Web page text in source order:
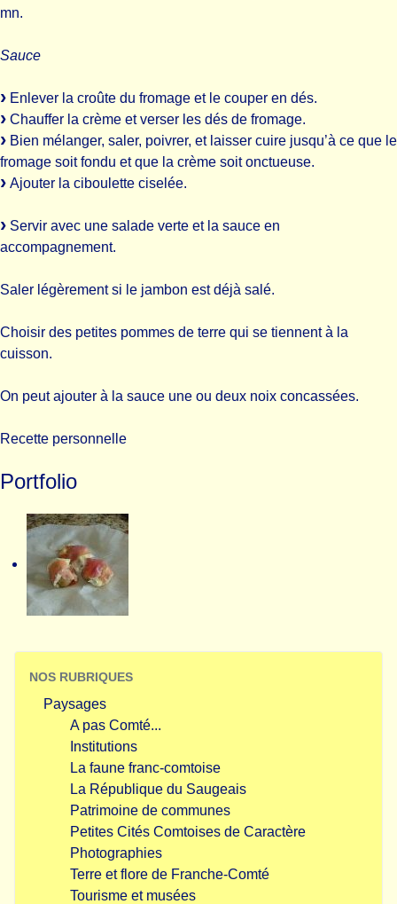
mn.
Sauce
Enlever la croûte du fromage et le couper en dés.
Chauffer la crème et verser les dés de fromage.
Bien mélanger, saler, poivrer, et laisser cuire jusqu’à ce que le
fromage soit fondu et que la crème soit onctueuse.
Ajouter la ciboulette ciselée.
Servir avec une salade verte et la sauce en
accompagnement.
Saler légèrement si le jambon est déjà salé.
Choisir des petites pommes de terre qui se tiennent à la
cuisson.
On peut ajouter à la sauce une ou deux noix concassées.
Recette personnelle
Portfolio
NOS RUBRIQUES
Paysages
A pas Comté...
Institutions
La faune franc-comtoise
La République du Saugeais
Patrimoine de communes
Petites Cités Comtoises de Caractère
Photographies
Terre et flore de Franche-Comté
Tourisme et musées